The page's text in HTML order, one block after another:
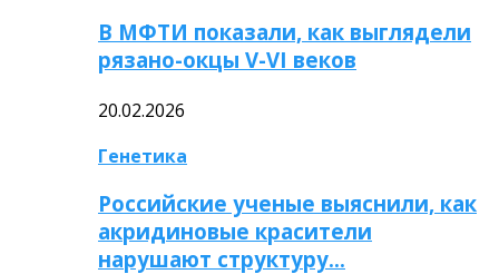
В МФТИ показали, как выглядели
рязано-окцы V-VI веков
20.02.2026
Генетика
Российские ученые выяснили, как
акридиновые красители
нарушают структуру…